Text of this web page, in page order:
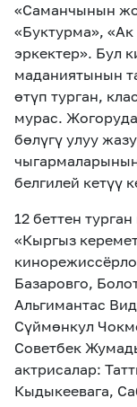
«Саманчынын
«Буктурма»,
эркектер». Бул
маданиятынын
өтүп турган,
мурас.
бөлүгү улуу
белгилей кетүү
12 беттен
«Кыргыз
Базаровго,
Альгимантас
Сүймөнкул
Советбек
актрисалар:
Кыдыкеевага,